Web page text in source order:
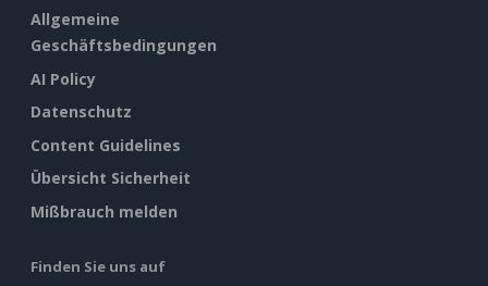
Allgemeine
Geschäftsbedingungen
AI Policy
Datenschutz
Content Guidelines
Übersicht Sicherheit
Mißbrauch melden
Finden Sie uns auf